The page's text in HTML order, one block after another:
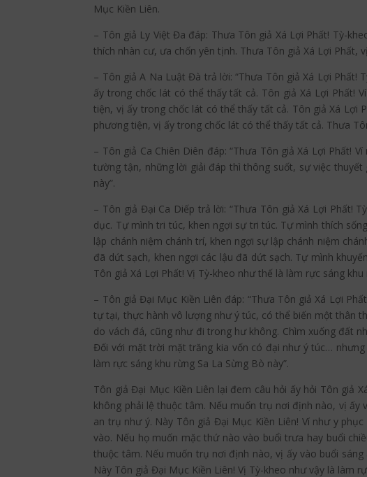
Mục Kiền Liên.
– Tôn giả Ly Việt Đa đáp: Thưa Tôn giả Xá Lợi Phất! Tỳ-
thích nhàn cư, ưa chốn yên tịnh. Thưa Tôn giả Xá Lợi Phất,
– Tôn giả A Na Luật Đà trả lời: “Thưa Tôn giả Xá Lợi
ấy trong chốc lát có thể thấy tất cả. Tôn giả Xá Lợi Phất!
tiện, vị ấy trong chốc lát có thể thấy tất cả. Tôn giả Xá
phương tiện, vị ấy trong chốc lát có thể thấy tất cả. Thưa
– Tôn giả Ca Chiên Diên đáp: “Thưa Tôn giả Xá Lợi Phất!
tường tận, những lời giải đáp thì thông suốt, sự việc
này”.
– Tôn giả Đại Ca Diếp trả lời: “Thưa Tôn giả Xá Lợi Phất!
dục. Tự mình tri túc, khen ngợi sự tri túc. Tự mình thích
lập chánh niệm chánh trí, khen ngợi sự lập chánh niệm
đã dứt sạch, khen ngợi các lậu đã dứt sạch. Tự mình
Tôn giả Xá Lợi Phất! Vị Tỳ-kheo như thế là làm rực sáng khu
– Tôn giả Đại Mục Kiền Liên đáp: “Thưa Tôn giả Xá Lợi
tự tại, thực hành vô lượng như ý túc, có thể biến một thân
do vách đá, cũng như đi trong hư không. Chìm xuống đất
Đối với mặt trời mặt trăng kia vốn có đại như ý túc…
làm rực sáng khu rừng Sa La Sừng Bò này”.
Tôn giả Đại Mục Kiền Liên lại đem câu hỏi ấy hỏi Tôn giả
không phải lệ thuộc tâm. Nếu muốn trụ nơi định nào, vị
an trụ như ý. Này Tôn giả Đại Mục Kiền Liên! Ví như y
vào. Nếu họ muốn mặc thứ nào vào buổi trưa hay buổi
thuộc tâm. Nếu muốn trụ nơi định nào, vị ấy vào buổi
Này Tôn giả Đại Mục Kiền Liên! Vị Tỳ-kheo như vậy là làm